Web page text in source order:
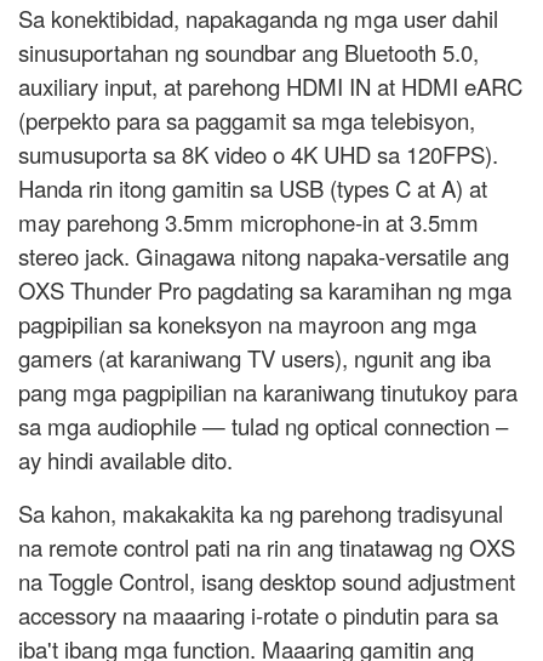
Sa konektibidad, napakaganda ng mga user dahil
sinusuportahan ng soundbar ang Bluetooth 5.0,
auxiliary input, at parehong HDMI IN at HDMI eARC
(perpekto para sa paggamit sa mga telebisyon,
sumusuporta sa 8K video o 4K UHD sa 120FPS).
Handa rin itong gamitin sa USB (types C at A) at
may parehong 3.5mm microphone-in at 3.5mm
stereo jack. Ginagawa nitong napaka-versatile ang
OXS Thunder Pro pagdating sa karamihan ng mga
pagpipilian sa koneksyon na mayroon ang mga
gamers (at karaniwang TV users), ngunit ang iba
pang mga pagpipilian na karaniwang tinutukoy para
sa mga audiophile — tulad ng optical connection –
ay hindi available dito.
Sa kahon, makakakita ka ng parehong tradisyunal
na remote control pati na rin ang tinatawag ng OXS
na Toggle Control, isang desktop sound adjustment
accessory na maaaring i-rotate o pindutin para sa
iba't ibang mga function. Maaaring gamitin ang